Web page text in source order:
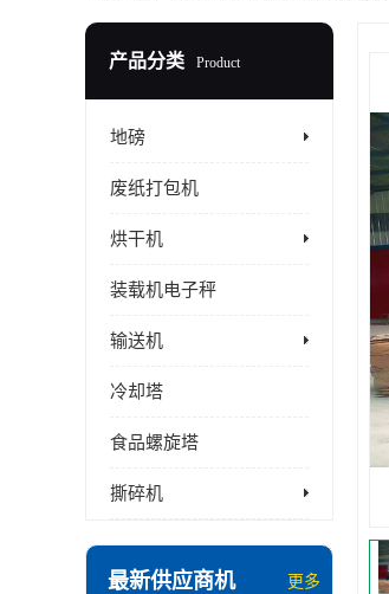
产品分类 Product
地磅
废纸打包机
烘干机
装载机电子秤
输送机
冷却塔
食品螺旋塔
撕碎机
最新供应商机 更多